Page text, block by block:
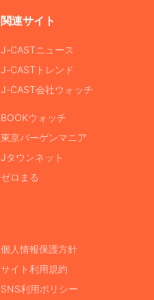
関連サイト
J-CASTニュース
J-CASTトレンド
J-CAST会社ウォッチ
BOOKウォッチ
東京バーゲンマニア
Jタウンネット
ゼロまる
個人情報保護方針
サイト利用規約
SNS利用ポリシー